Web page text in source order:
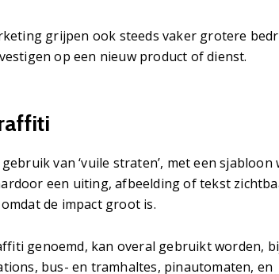
grijpen ook steeds vaker grotere
op een nieuw product of dienst.
van ‘vuile straten’, met een sjabloon
een uiting, afbeelding of tekst
de impact groot is.
genoemd, kan overal gebruikt worden,
bus- en tramhaltes, pinautomaten, en